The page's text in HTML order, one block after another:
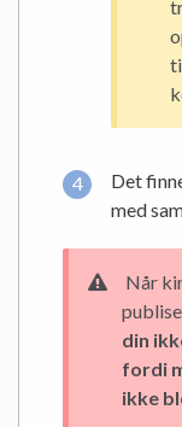
Det
med
Når
din
fordi
ikke